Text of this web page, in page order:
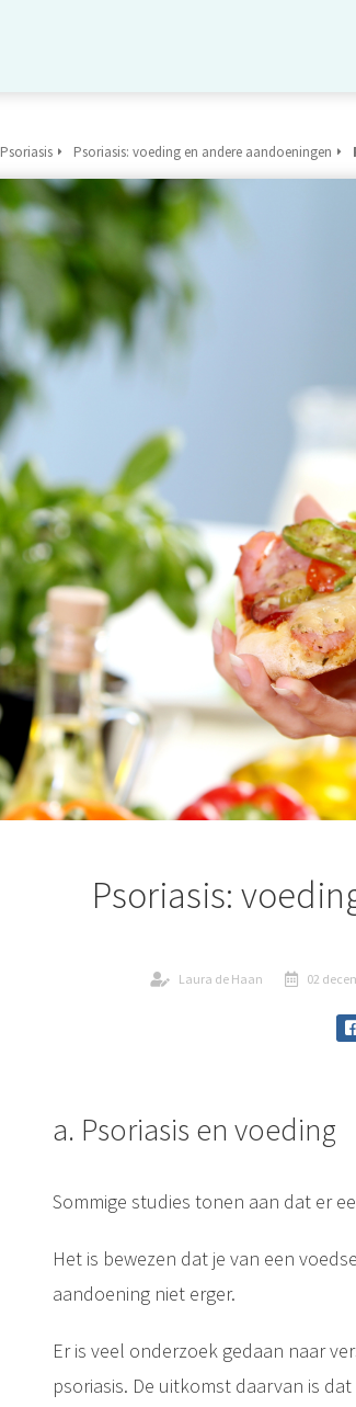
Psoriasis Psoriasis: voeding en andere aandoeningen
Psoriasis:
Laura de Haan 02
a. Psoriasis en voeding
Sommige studies tonen aan dat er
Het is bewezen dat je van een
aandoening niet erger.
Er is veel onderzoek gedaan naar
psoriasis. De uitkomst daarvan is